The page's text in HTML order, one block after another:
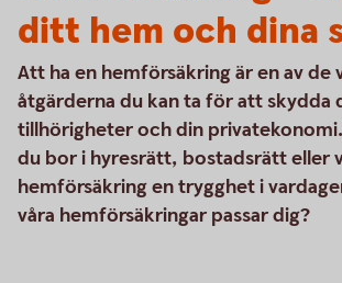
ditt hem och dina
Att ha en hemförsäkring är en av de
åtgärderna du kan ta för att skydda
tillhörigheter och din
du bor i hyresrätt, bostadsrätt eller
hemförsäkring en trygghet i
våra hemförsäkringar passar dig?